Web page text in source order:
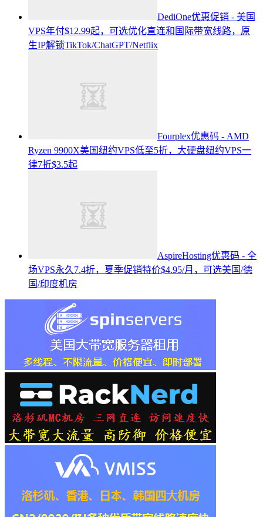
DediOne优惠促销 - 美国
VPS年付$12.99起，可选优化直连和国际带宽线路，原
生IP解锁TikTok/ChatGPT/Netflix
Fourplex优惠码 - AMD
Ryzen 9900X美国纽约VPS低至5折，大硬盘纽约VPS一
律7折$3.5起
AspireHosting优惠码 - 全
场VPS永久7.4折，夏季促销特价$4.95/月，可选美国/德
国/印度机房